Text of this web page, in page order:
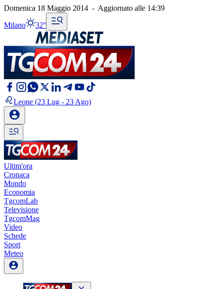
Domenica 18 Maggio 2014 - Aggiornato alle 14:39
Milano 32°
Leone (23 Lug - 23 Ago)
Ultim'ora
Cronaca
Mondo
Economia
TgcomLab
Televisione
TgcomMag
Video
Schede
Sport
Meteo